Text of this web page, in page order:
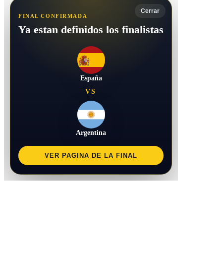
Cerrar
FINAL CONFIRMADA
Ya estan definidos los finalistas
España
VS
Argentina
VER PAGINA DE LA FINAL